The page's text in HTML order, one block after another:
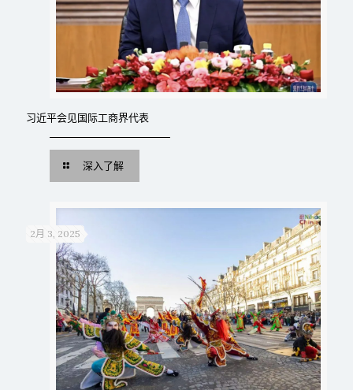
习近平会见国际工商界代表
深入了解
2月 3, 2025